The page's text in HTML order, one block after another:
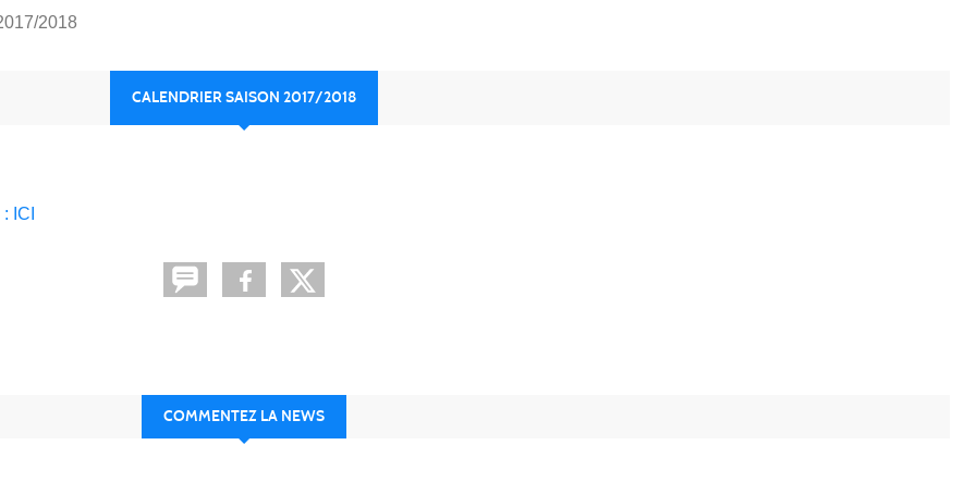
2018
CALENDRIER SAISON 2017/2018
ICI
COMMENTEZ LA NEWS